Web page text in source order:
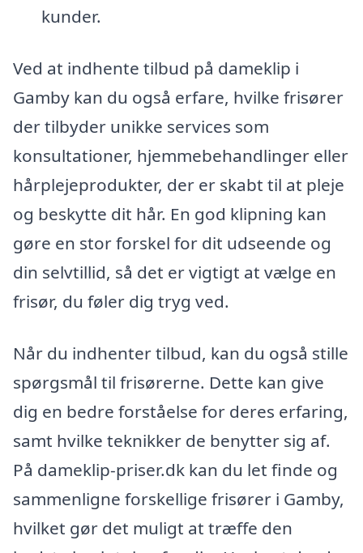
kunder.
Ved at indhente tilbud på dameklip i
Gamby kan du også erfare, hvilke frisører
der tilbyder unikke services som
konsultationer, hjemmebehandlinger eller
hårplejeprodukter, der er skabt til at pleje
og beskytte dit hår. En god klipning kan
gøre en stor forskel for dit udseende og
din selvtillid, så det er vigtigt at vælge en
frisør, du føler dig tryg ved.
Når du indhenter tilbud, kan du også stille
spørgsmål til frisørerne. Dette kan give
dig en bedre forståelse for deres erfaring,
samt hvilke teknikker de benytter sig af.
På dameklip-priser.dk kan du let finde og
sammenligne forskellige frisører i Gamby,
hvilket gør det muligt at træffe den